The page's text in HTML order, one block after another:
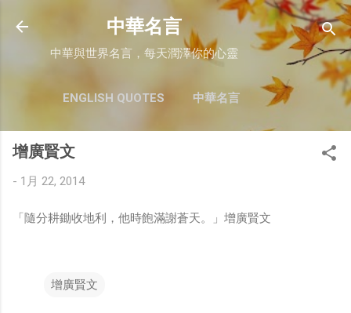
跳至主要內容
中華名言
中華與世界名言，每天潤澤你的心靈
ENGLISH QUOTES 中華名言
增廣賢文
- 1月 22, 2014
「隨分耕鋤收地利，他時飽滿謝蒼天。」增廣賢文
增廣賢文